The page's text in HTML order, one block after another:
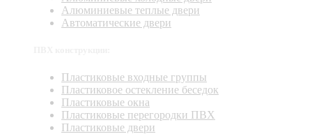
Алюминиевые теплые двери
Автоматические двери
Пластиковые входные группы
Пластиковое остекление беседок
Пластиковые окна
Пластиковые перегородки ПВХ
Пластиковые двери